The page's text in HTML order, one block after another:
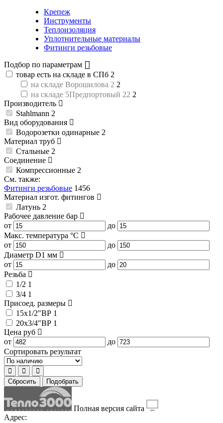
Крепеж
Инструменты
Теплоизоляция
Уплотнительные материалы
Фитинги резьбовые
Подбор по параметрам
товар есть на складе в СПб 2
на складе Ворошилова 2 2
на складе 5Предпортовый 22 2
Производитель
Stahlmann 2
Вид оборудования
Водорозетки одинарные 2
Материал труб
Стальные 2
Соединение
Компрессионные 2
См. также:
Фитинги резьбовые 1456
Материал изгот. фитингов
Латунь 2
Рабочее давление бар
от
до
Макс. температура °C
от
до
Диаметр D1 мм
от
до
Резьба
1/2 1
3/4 1
Присоед. размеры
15x1/2″ВР 1
20x3/4″ВР 1
Цена руб
от
до
Сортировать результат
Сбросить Подобрать
Полная версия сайта
Адрес: